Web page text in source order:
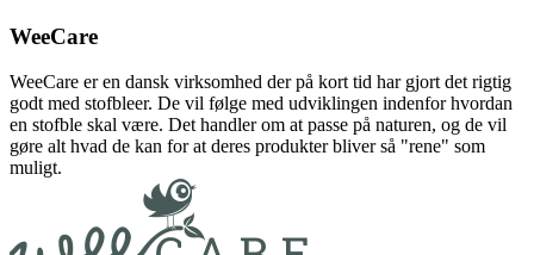
WeeCare
WeeCare er en dansk virksomhed der på kort tid har gjort det rigtig
godt med stofbleer. De vil følge med udviklingen indenfor hvordan
en stofble skal være. Det handler om at passe på naturen, og de vil
gøre alt hvad de kan for at deres produkter bliver så "rene" som
muligt.